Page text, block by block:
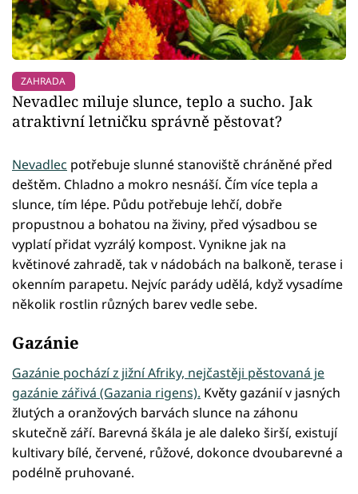
ZAHRADA
Nevadlec miluje slunce, teplo a sucho. Jak
atraktivní letničku správně pěstovat?
Nevadlec potřebuje slunné stanoviště chráněné před
deštěm. Chladno a mokro nesnáší. Čím více tepla a
slunce, tím lépe. Půdu potřebuje lehčí, dobře
propustnou a bohatou na živiny, před výsadbou se
vyplatí přidat vyzrálý kompost. Vynikne jak na
květinové zahradě, tak v nádobách na balkoně, terase i
okenním parapetu. Nejvíc parády udělá, když vysadíme
několik rostlin různých barev vedle sebe.
Gazánie
Gazánie pochází z jižní Afriky, nejčastěji pěstovaná je
gazánie zářivá (Gazania rigens). Květy gazánií v jasných
žlutých a oranžových barvách slunce na záhonu
skutečně září. Barevná škála je ale daleko širší, existují
kultivary bílé, červené, růžové, dokonce dvoubarevné a
podélně pruhované.